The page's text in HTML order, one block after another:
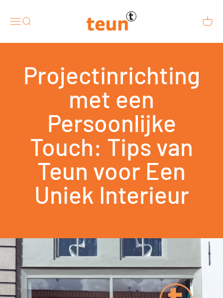
MenuZoeken
Design van teun
Projectinrichting
met een
Persoonlijke
Touch: Tips van
Teun voor Een
Uniek Interieur